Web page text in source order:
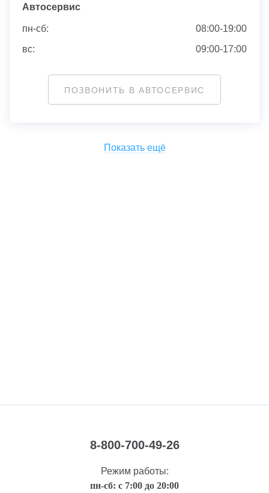
Автосервис
пн-сб:
08:00-19:00
вс:
09:00-17:00
ПОЗВОНИТЬ В АВТОСЕРВИС
Показать ещё
8-800-700-49-26
Режим работы:
пн-сб: с 7:00 до 20:00